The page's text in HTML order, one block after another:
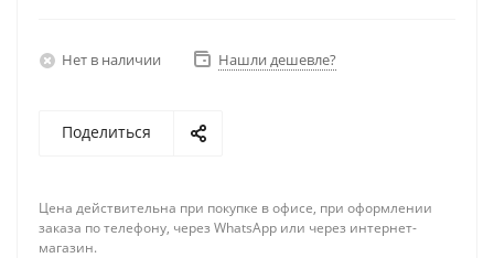
Нет в наличии Нашли дешевле?
Поделиться
Цена действительна при покупке в офисе, при оформлении
заказа по телефону, через WhatsApp или через интернет-
магазин.